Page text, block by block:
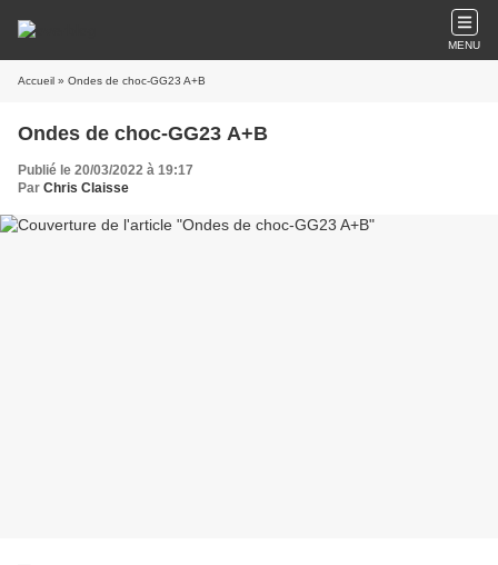
MENU
Accueil » Ondes de choc-GG23 A+B
Ondes de choc-GG23 A+B
Publié le 20/03/2022 à 19:17
Par Chris Claisse